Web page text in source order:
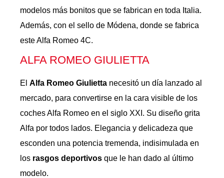
modelos más bonitos que se fabrican en toda Italia.
Además, con el sello de Módena, donde se fabrica
este Alfa Romeo 4C.
ALFA ROMEO GIULIETTA
El Alfa Romeo Giulietta necesitó un día lanzado al
mercado, para convertirse en la cara visible de los
coches Alfa Romeo en el siglo XXI. Su diseño grita
Alfa por todos lados. Elegancia y delicadeza que
esconden una potencia tremenda, indisimulada en
los rasgos deportivos que le han dado al último
modelo.